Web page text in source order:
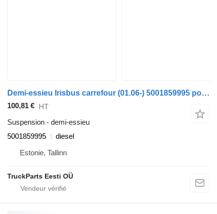
Demi-essieu Irisbus carrefour (01.06-) 5001859995 pour Irisbus Arway, Crossway, Crealis, Magelys, Proway, Daily Tourys (2006-)
100,81 € HT
Suspension - demi-essieu
5001859995
diesel
Estonie, Tallinn
TruckParts Eesti OÜ